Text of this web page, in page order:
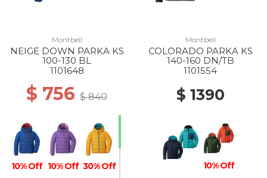
Montbell
NEIGE DOWN PARKA KS
100-130 BL
1101648
$ 756 $ 840
10% Off 10% Off 30% Off
Montbell
COLORADO PARKA KS
140-160 DN/TB
1101554
$ 1390
10% Off